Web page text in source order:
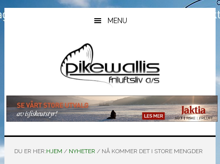
Hopp
til
Hopp
til
Hopp
til
MENU
DU ER HER:HJEM / NYHETER /NÅ KOMMER DET I STORE MENGDER